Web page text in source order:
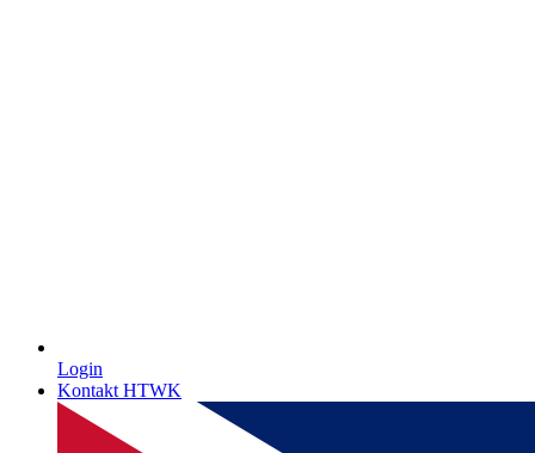
Login
Kontakt HTWK